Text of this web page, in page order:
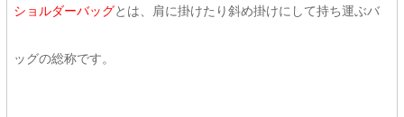
ショルダーバッグとは、肩に掛けたり斜め掛けにして持ち運ぶバ
ッグの総称です。